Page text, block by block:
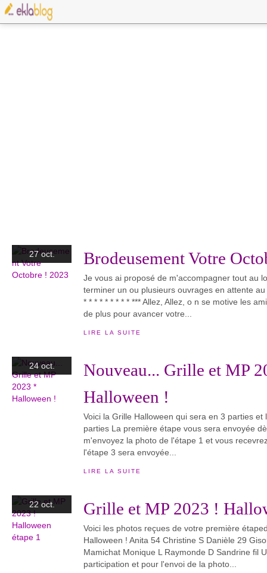
27 oct. Brodeusement Votre
Je vous ai proposé de m'accompagner tout au
terminer un ou plusieurs ouvrages en attente
* * * * * * * * * *** Allez, Allez, o n se motive les
de plus pour avancer votre...
LIRE LA SUITE
24 oct.
Nouveau... Grille et MP
Halloween !
Voici la Grille Halloween qui sera en 3 parties et
parties La première étape vous sera envoyée
m'envoyez la photo de l'étape 1 et vous
l'étape 3 sera envoyée...
LIRE LA SUITE
22 oct. Grille et MP 2023 !
Voici les photos reçues de votre première
Halloween ! Anita 54 Christine S Danièle 29
Mamichat Monique L Raymonde D Sandrine fil
participation et pour l'envoi de la photo...